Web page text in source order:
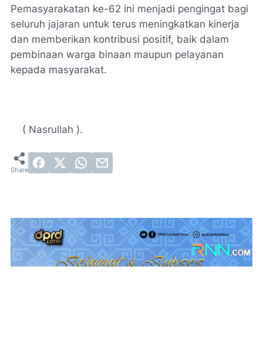
Pemasyarakatan ke-62 ini menjadi pengingat bagi
seluruh jajaran untuk terus meningkatkan kinerja
dan memberikan kontribusi positif, baik dalam
pembinaan warga binaan maupun pelayanan
kepada masyarakat.
( Nasrullah ).